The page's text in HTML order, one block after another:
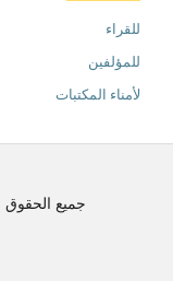
للقراء
للمؤلفين
لأمناء المكتبات